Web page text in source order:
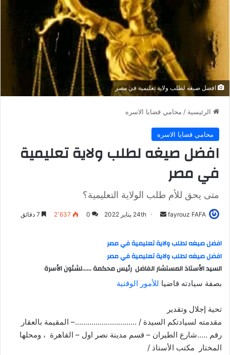
افضل صيغه لطلب ولاية تعليمية في مصر
الرئيسية / محامي قضايا الاسره
محامي قضايا الاسره
افضل صيغه لطلب ولاية تعليمية
في مصر
متى يحق للأم طلب الولاية التعليمية؟
fayrouz FAFA
س
ل
إ
ل
ك
24th يناير 2022 0 2٬637
افضل صيغه لطلب ولاية تعليمية في مصر
افضل صيغه لطلب ولاية تعليمية في مصر
السيد الأستاذ المستشار الفاضل رئيس محكمة ……لشئون الأسرة
بصفة سيادته قاضيا للأمور الوقتية
تحية إجلال وتقدير
مقدمته لسيادتكم السيدة / …………………………– المقيمة بالعقار
رقم …..شارع الطيران – قسم مدينة نصر اول – القاهرة ، ومحلها
المختار مكتب الأستاذ /